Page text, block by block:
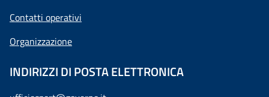
Contatti operativi
Organizzazione
INDIRIZZI DI POSTA ELETTRONICA